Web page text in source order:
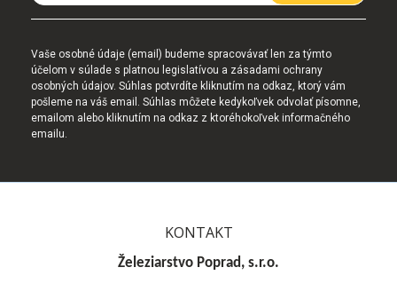
Vaše osobné údaje (email) budeme spracovávať len za týmto
účelom v súlade s platnou legislatívou a zásadami ochrany
osobných údajov. Súhlas potvrdíte kliknutím na odkaz, ktorý vám
pošleme na váš email. Súhlas môžete kedykoľvek odvolať písomne,
emailom alebo kliknutím na odkaz z ktoréhokoľvek informačného
emailu.
KONTAKT
Železiarstvo Poprad, s.r.o.